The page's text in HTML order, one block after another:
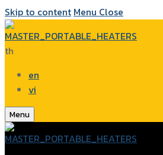
Skip to content Menu Close
th
en
vi
Menu